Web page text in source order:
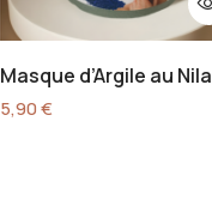
Masque d’Argile au Nila
5,90€